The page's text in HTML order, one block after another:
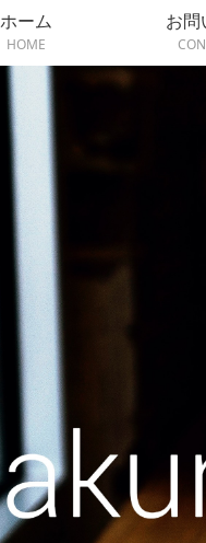
ホーム
HOME
お問